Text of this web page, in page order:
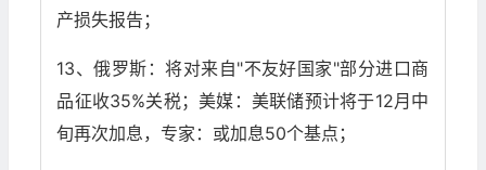
产损失报告；
13、俄罗斯：将对来自"不友好国家"部分进口商
品征收35%关税；美媒：美联储预计将于12月中
旬再次加息，专家：或加息50个基点；